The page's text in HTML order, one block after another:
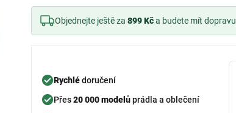
Objednejte ještě za 899 Kča budete mít dopravu
Rychlédoručení
Přes20 000 modelůprádla a oblečení